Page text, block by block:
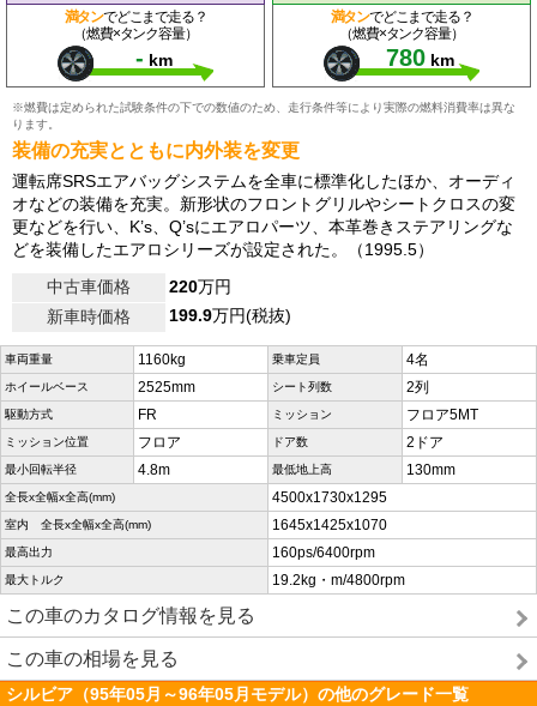
満タンでどこまで走る？
（燃費×タンク容量）
- km
満タンでどこまで走る？
（燃費×タンク容量）
780 km
※燃費は定められた試験条件の下での数値のため、走行条件等により実際の燃料消費率は異な
ります。
装備の充実とともに内外装を変更
運転席SRSエアバッグシステムを全車に標準化したほか、オーディ
オなどの装備を充実。新形状のフロントグリルやシートクロスの変
更などを行い、K’s、Q’sにエアロパーツ、本革巻きステアリングな
どを装備したエアロシリーズが設定された。（1995.5）
中古車価格
220万円
新車時価格
199.9万円(税抜)
車両重量 1160kg 乗車定員 4名
ホイールベース 2525mm シート列数 2列
駆動方式 FR ミッション フロア5MT
ミッション位置 フロア ドア数 2ドア
最小回転半径 4.8m 最低地上高 130mm
全長x全幅x全高(mm) 4500x1730x1295
室内 全長x全幅x全高(mm) 1645x1425x1070
最高出力 160ps/6400rpm
最大トルク 19.2kg・m/4800rpm
この車のカタログ情報を見る
この車の相場を見る
シルビア（95年05月～96年05月モデル）の他のグレード一覧